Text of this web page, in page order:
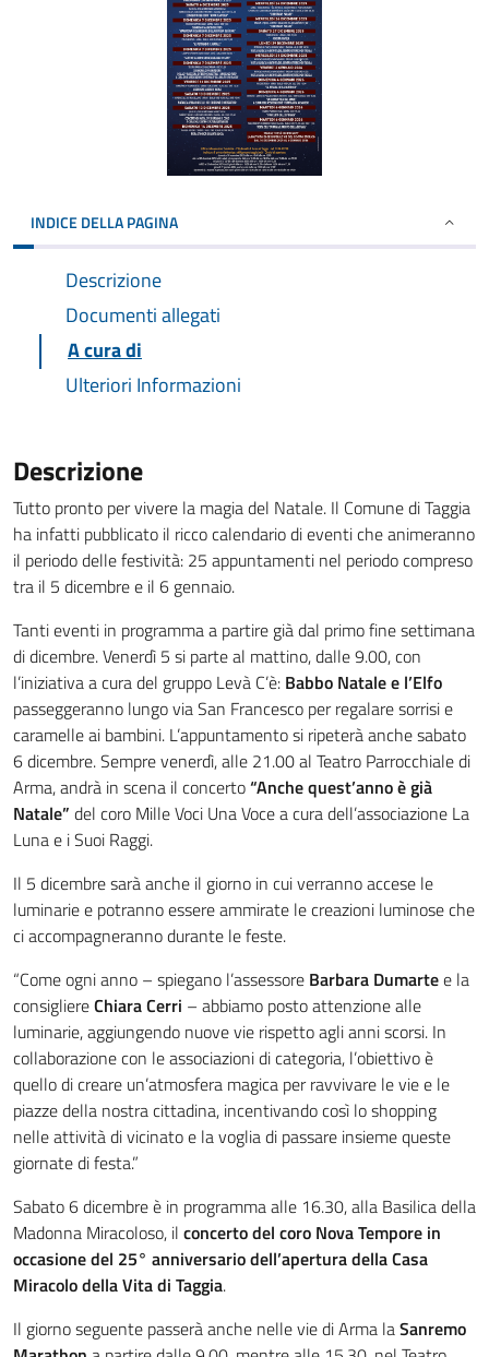
INDICE DELLA PAGINA
Descrizione
Documenti allegati
A cura di
Ulteriori Informazioni
Descrizione
Tutto pronto per vivere la magia del Natale. Il Comune di Taggia
ha infatti pubblicato il ricco calendario di eventi che animeranno
il periodo delle festività: 25 appuntamenti nel periodo compreso
tra il 5 dicembre e il 6 gennaio.
Tanti eventi in programma a partire già dal primo fine settimana
di dicembre. Venerdì 5 si parte al mattino, dalle 9.00, con
l’iniziativa a cura del gruppo Levà C’è: Babbo Natale e l’Elfo
passeggeranno lungo via San Francesco per regalare sorrisi e
caramelle ai bambini. L’appuntamento si ripeterà anche sabato
6 dicembre. Sempre venerdì, alle 21.00 al Teatro Parrocchiale di
Arma, andrà in scena il concerto“Anche quest’anno è già
Natale” del coro Mille Voci Una Voce a cura dell’associazione La
Luna e i Suoi Raggi.
Il 5 dicembre sarà anche il giorno in cui verranno accese le
luminarie e potranno essere ammirate le creazioni luminose che
ci accompagneranno durante le feste.
“Come ogni anno – spiegano l’assessore Barbara Dumartee la
consigliereChiara Cerri – abbiamo posto attenzione alle
luminarie, aggiungendo nuove vie rispetto agli anni scorsi. In
collaborazione con le associazioni di categoria, l’obiettivo è
quello di creare un’atmosfera magica per ravvivare le vie e le
piazze della nostra cittadina, incentivando così lo shopping
nelle attività di vicinato e la voglia di passare insieme queste
giornate di festa.”
Sabato 6 dicembre è in programma alle 16.30, alla Basilica della
Madonna Miracoloso, il concerto del coro Nova Tempore in
occasione del 25° anniversario dell’apertura della Casa
Miracolo della Vita di Taggia.
Il giorno seguente passerà anche nelle vie di Arma laSanremo